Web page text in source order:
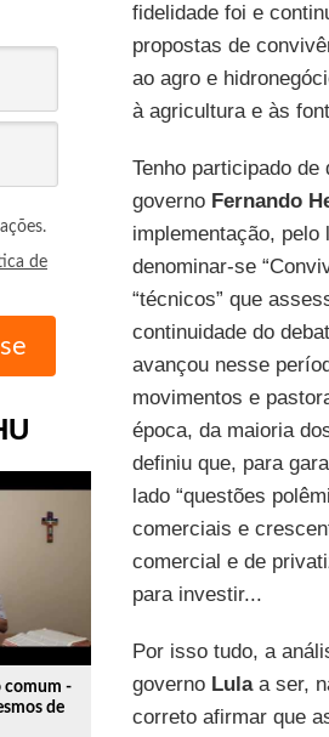
de
comum -
de
fidelidade foi e
propostas de
ao agro e
à agricultura e às
Tenho participado
governo Fernando
implementação,
denominar-se
“técnicos” que
continuidade do
avançou nesse
movimentos e
época, da maioria
definiu que, para
lado “questões
comerciais e
comercial e de
para investir...
Por isso tudo, a
governo Lulaa ser,
correto afirmar que